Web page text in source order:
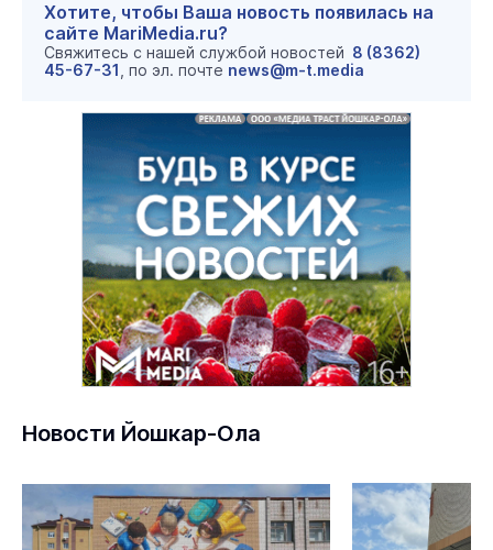
Хотите, чтобы Ваша новость появилась на
сайте MariMedia.ru?
Свяжитесь с нашей службой новостей 8 (8362)
45-67-31 , по эл. почте news@m-t.media
Новости Йошкар-Ола